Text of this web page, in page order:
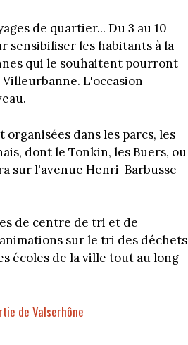
de quartier... Du 3 au 10
sensibiliser les habitants à la
qui le souhaitent pourront
L'occasion
dans les parcs, les
dont le Tonkin, les Buers, ou
sur l'avenue Henri-Barbusse
de centre de tri et de
sur le tri des déchets
écoles de la ville tout au long
de Valserhône